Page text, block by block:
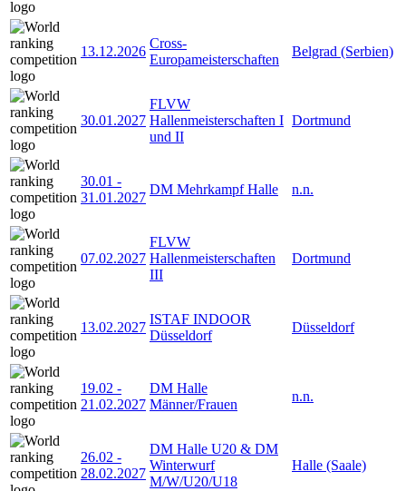
13.12.2026
Cross-
Europameisterschaften
Belgrad (Serbien)
30.01.2027
FLVW
Hallenmeisterschaften I
und II
Dortmund
30.01 -
31.01.2027
DM Mehrkampf Halle n.n.
07.02.2027
FLVW
Hallenmeisterschaften
III
Dortmund
13.02.2027
ISTAF INDOOR
Düsseldorf
Düsseldorf
19.02 -
21.02.2027
DM Halle
Männer/Frauen
n.n.
26.02 -
28.02.2027
DM Halle U20 & DM
Winterwurf
M/W/U20/U18
Halle (Saale)